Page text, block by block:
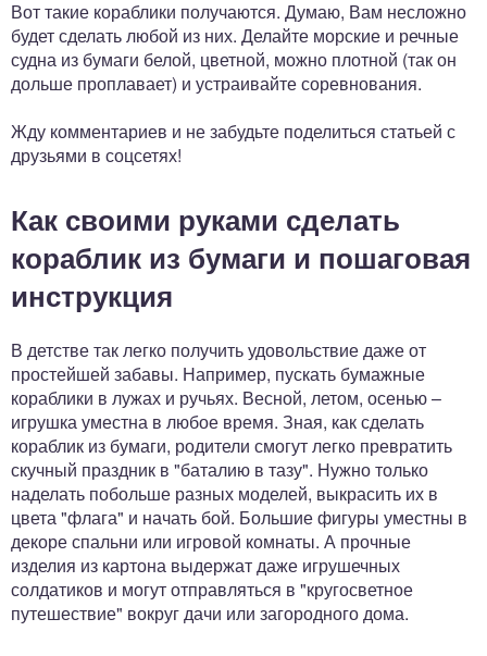
Вот такие кораблики получаются. Думаю, Вам несложно
будет сделать любой из них. Делайте морские и речные
судна из бумаги белой, цветной, можно плотной (так он
дольше проплавает) и устраивайте соревнования.
Жду комментариев и не забудьте поделиться статьей с
друзьями в соцсетях!
Как своими руками сделать
кораблик из бумаги и пошаговая
инструкция
В детстве так легко получить удовольствие даже от
простейшей забавы. Например, пускать бумажные
кораблики в лужах и ручьях. Весной, летом, осенью –
игрушка уместна в любое время. Зная, как сделать
кораблик из бумаги, родители смогут легко превратить
скучный праздник в "баталию в тазу". Нужно только
наделать побольше разных моделей, выкрасить их в
цвета "флага" и начать бой. Большие фигуры уместны в
декоре спальни или игровой комнаты. А прочные
изделия из картона выдержат даже игрушечных
солдатиков и могут отправляться в "кругосветное
путешествие" вокруг дачи или загородного дома.